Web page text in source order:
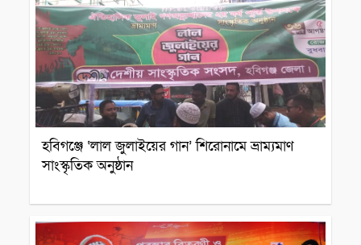
হবিগঞ্জে ‘লাল জুলাইয়ের গান’ শিরোনামে ভ্রাম্যমাণ
সাংস্কৃতিক অনুষ্ঠান
সাংস্কৃতিক প্রতিষ্ঠান